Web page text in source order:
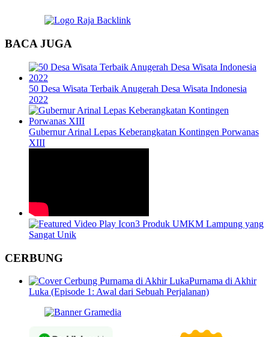
BACA JUGA
50 Desa Wisata Terbaik Anugerah Desa Wisata Indonesia
2022
Gubernur Arinal Lepas Keberangkatan Kontingen Porwanas
XIII
3 Produk UMKM Lampung yang
Sangat Unik
CERBUNG
Purnama di Akhir
Luka (Episode 1: Awal dari Sebuah Perjalanan)